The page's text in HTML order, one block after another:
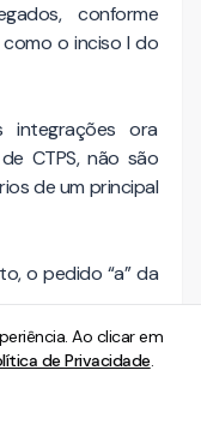
conforme
o inciso I do
integrações ora
CTPS, não são
de um principal
o pedido “a” da
da Lei n°
Ao clicar em
de Privacidade.